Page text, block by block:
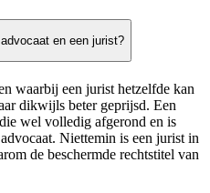
en een jurist?
waarbij een jurist hetzelfde kan
dikwijls beter geprijsd. Een
wel volledig afgerond en is
Niettemin is een jurist in
de beschermde rechtstitel van